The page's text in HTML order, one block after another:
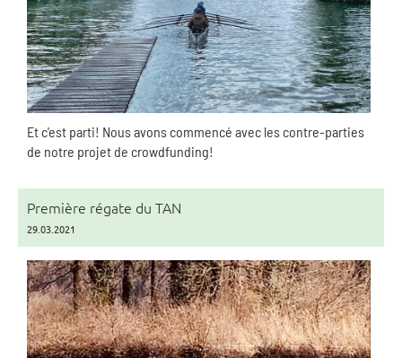
Et c'est parti! Nous avons commencé avec les contre-parties
de notre projet de crowdfunding!
Première régate du TAN
29.03.2021